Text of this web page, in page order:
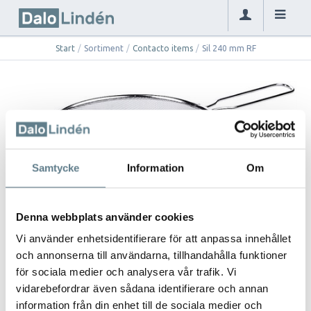
Samtycke Information Om
Denna webbplats använder cookies
Vi använder enhetsidentifierare för att anpassa innehållet
och annonserna till användarna, tillhandahålla funktioner
för sociala medier och analysera vår trafik. Vi
vidarebefordrar även sådana identifierare och annan
information från din enhet till de sociala medier och
Start / Sortiment / Contacto items / Sil 240 mm RF
Sil 240 mm RF
359966